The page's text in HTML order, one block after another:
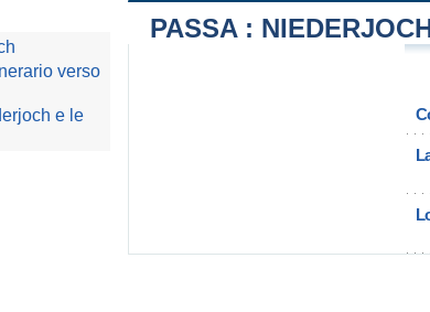
PASSA :
verso
e le